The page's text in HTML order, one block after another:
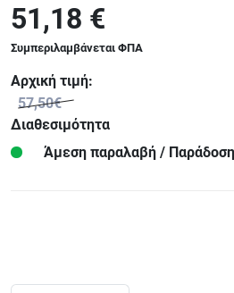
51,18 €
Συμπεριλαμβάνεται ΦΠΑ
Αρχική τιμή:
57,50€
Διαθεσιμότητα
Άμεση παραλαβή /